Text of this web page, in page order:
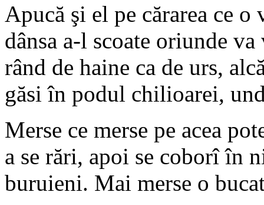
Apucă şi el pe cărarea ce o
dânsa a-l scoate oriunde
rând de haine ca de urs,
găsi în podul chilioarei,
Merse ce merse pe acea
a se rări, apoi se coborî în
buruieni. Mai merse o